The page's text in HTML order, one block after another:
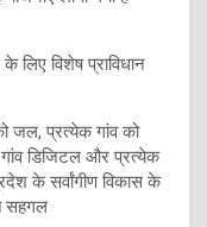
लिए विशेष प्राविधान
जल, प्रत्येक गांव को
डिजिटल और प्रत्येक
के सर्वांगीण विकास के
सहगल